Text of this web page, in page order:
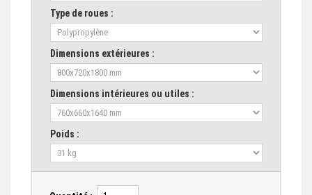
Type de roues :
Dimensions extérieures :
Dimensions intérieures ou utiles :
Poids :